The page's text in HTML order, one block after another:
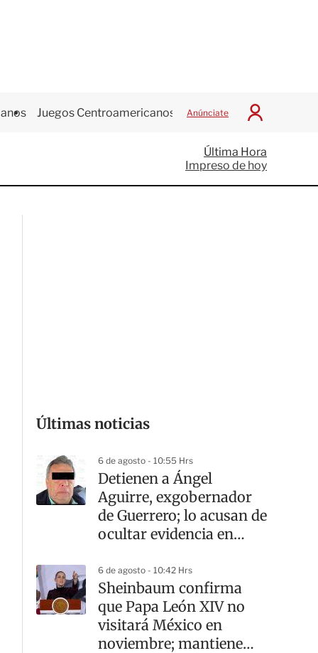
Juegos Centroamericanos Anúnciate
I
c
i
a
Última Hora
Impreso de hoy
Últimas noticias
6 de agosto - 10:55 Hrs
Detienen a Ángel
Aguirre, exgobernador
de Guerrero; lo acusan de
ocultar evidencia en
6 de agosto - 10:42 Hrs
Sheinbaum confirma
que Papa León XIV no
visitará México en
noviembre; mantiene